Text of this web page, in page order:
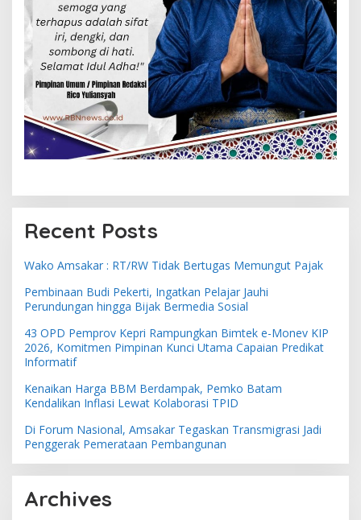
Recent Posts
Wako Amsakar : RT/RW Tidak Bertugas Memungut Pajak
Pembinaan Budi Pekerti, Ingatkan Pelajar Jauhi
Perundungan hingga Bijak Bermedia Sosial
43 OPD Pemprov Kepri Rampungkan Bimtek e-Monev KIP
2026, Komitmen Pimpinan Kunci Utama Capaian Predikat
Informatif
Kenaikan Harga BBM Berdampak, Pemko Batam
Kendalikan Inflasi Lewat Kolaborasi TPID
Di Forum Nasional, Amsakar Tegaskan Transmigrasi Jadi
Penggerak Pemerataan Pembangunan
Archives